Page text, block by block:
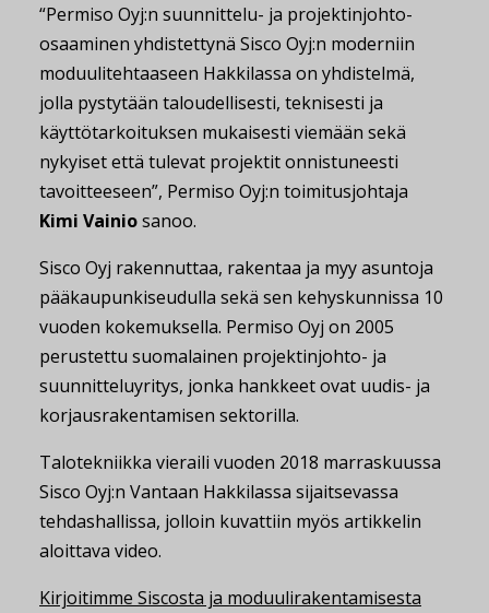
“Permiso Oyj:n suunnittelu- ja projektinjohto-
osaaminen yhdistettynä Sisco Oyj:n moderniin
moduulitehtaaseen Hakkilassa on yhdistelmä,
jolla pystytään taloudellisesti, teknisesti ja
käyttötarkoituksen mukaisesti viemään sekä
nykyiset että tulevat projektit onnistuneesti
tavoitteeseen”, Permiso Oyj:n toimitusjohtaja
Kimi Vainiosanoo.
Sisco Oyj rakennuttaa, rakentaa ja myy asuntoja
pääkaupunkiseudulla sekä sen kehyskunnissa 10
vuoden kokemuksella. Permiso Oyj on 2005
perustettu suomalainen projektinjohto- ja
suunnitteluyritys, jonka hankkeet ovat uudis- ja
korjausrakentamisen sektorilla.
Talotekniikka vieraili vuoden 2018 marraskuussa
Sisco Oyj:n Vantaan Hakkilassa sijaitsevassa
tehdashallissa, jolloin kuvattiin myös artikkelin
aloittava video.
Kirjoitimme Siscosta ja moduulirakentamisesta